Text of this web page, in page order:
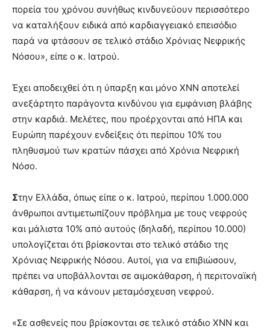
πορεία του χρόνου συνήθως κινδυνεύουν περισσότερο
να καταλήξουν ειδικά από καρδιαγγειακό επεισόδιο
παρά να φτάσουν σε τελικό στάδιο Χρόνιας Νεφρικής
Νόσου», είπε ο κ. Ιατρού.
Έχει αποδειχθεί ότι η ύπαρξη και μόνο ΧΝΝ αποτελεί
ανεξάρτητο παράγοντα κινδύνου για εμφάνιση βλάβης
στην καρδιά. Μελέτες, που προέρχονται από ΗΠΑ και
Ευρώπη παρέχουν ενδείξεις ότι περίπου 10% του
πληθυσμού των κρατών πάσχει από Χρόνια Νεφρική
Νόσο.
Στην Ελλάδα, όπως είπε ο κ. Ιατρού, περίπου 1.000.000
άνθρωποι αντιμετωπίζουν πρόβλημα με τους νεφρούς
και μάλιστα 10% από αυτούς (δηλαδή, περίπου 10.000)
υπολογίζεται ότι βρίσκονται στο τελικό στάδιο της
Χρόνιας Νεφρικής Νόσου. Αυτοί, για να επιβιώσουν,
πρέπει να υποβάλλονται σε αιμοκάθαρση, ή περιτοναϊκή
κάθαρση, ή να κάνουν μεταμόσχευση νεφρού.
«Σε ασθενείς που βρίσκονται σε τελικό στάδιο ΧΝΝ και